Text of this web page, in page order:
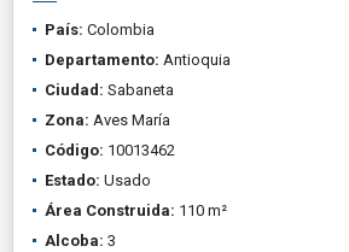
País: Colombia
Departamento: Antioquia
Ciudad: Sabaneta
Zona: Aves María
Código: 10013462
Estado: Usado
Área Construida: 110 m²
Alcoba: 3